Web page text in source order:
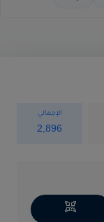
الإجمالي
2,896